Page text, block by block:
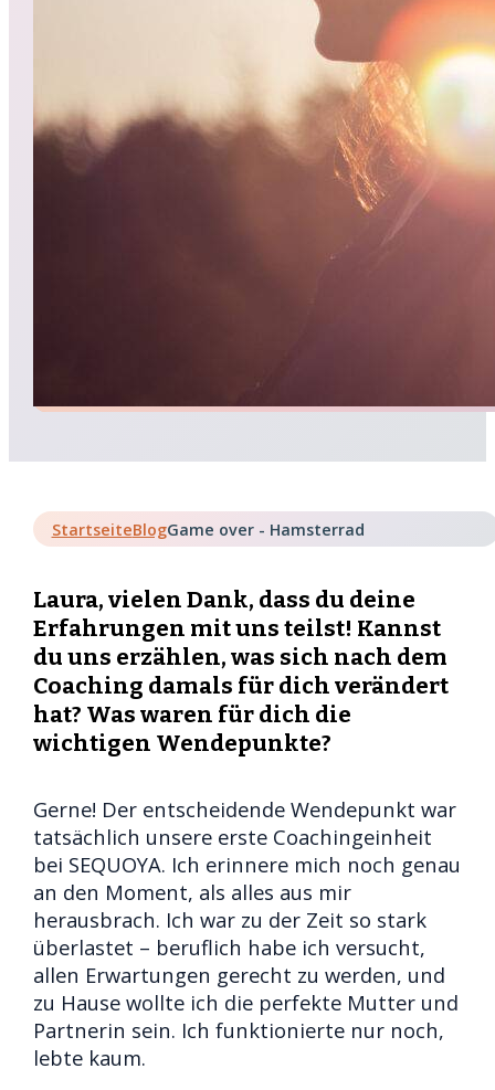
StartseiteBlogGame over - Hamsterrad
Laura, vielen Dank, dass du deine
Erfahrungen mit uns teilst! Kannst
du uns erzählen, was sich nach dem
Coaching damals für dich verändert
hat? Was waren für dich die
wichtigen Wendepunkte?
Gerne! Der entscheidende Wendepunkt war
tatsächlich unsere erste Coachingeinheit
bei SEQUOYA. Ich erinnere mich noch genau
an den Moment, als alles aus mir
herausbrach. Ich war zu der Zeit so stark
überlastet – beruflich habe ich versucht,
allen Erwartungen gerecht zu werden, und
zu Hause wollte ich die perfekte Mutter und
Partnerin sein. Ich funktionierte nur noch,
lebte kaum.